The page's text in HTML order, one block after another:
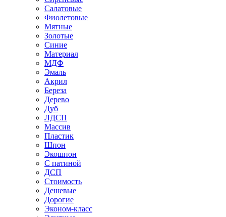
Салатовые
Фиолетовые
Мятные
Золотые
Синие
Материал
МДФ
Эмаль
Акрил
Береза
Дерево
Дуб
ЛДСП
Массив
Пластик
Шпон
Экошпон
С патиной
ДСП
Стоимость
Дешевые
Дорогие
Эконом-класс